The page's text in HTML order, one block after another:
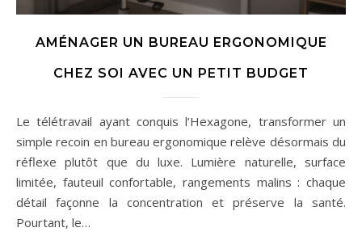
AMÉNAGER UN BUREAU ERGONOMIQUE
CHEZ SOI AVEC UN PETIT BUDGET
Le télétravail ayant conquis l’Hexagone, transformer un
simple recoin en bureau ergonomique relève désormais du
réflexe plutôt que du luxe. Lumière naturelle, surface
limitée, fauteuil confortable, rangements malins : chaque
détail façonne la concentration et préserve la santé.
Pourtant, le…